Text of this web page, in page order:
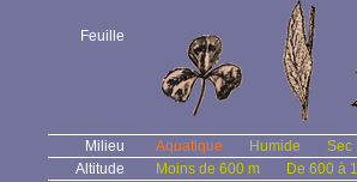
Feuille
Milieu Aquatique Humide
Sec
Altitude
Moins de 600 m
De 600 à